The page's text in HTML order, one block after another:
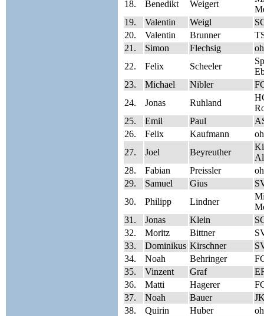
18.
Benedikt Weigert
19.
Valentin Weigl
20.
Valentin Brunner
21.
Simon Flechsig
22.
Felix Scheeler
23.
Michael Nibler
24.
Jonas Ruhland
25.
Emil Paul
26.
Felix Kaufmann
27.
Joel Beyreuther
28.
Fabian Preissler
29.
Samuel Gius
30.
Philipp Lindner
31.
Jonas Klein
32.
Moritz Bittner
33.
Dominikus Kirschner
34.
Noah Behringer
35.
Vinzent Graf
36.
Matti Hagerer
37.
Noah Bauer
38.
Quirin Huber